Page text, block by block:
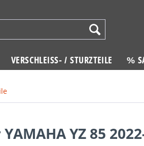
VERSCHLEISS- / STURZTEILE %
YZ 85